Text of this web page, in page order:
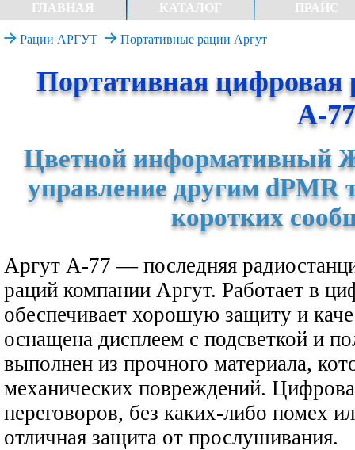
ГЛАВНАЯ КАТАЛОГ ПРАЙС
Рации АРГУТ Портативные рации Аргут
Портативная цифровая
А-77
Цветной информативный
управление другим dPMR
коротких
Аргут А-77 — последняя
раций компании Аргут. Работает в
обеспечивает хорошую защиту и
оснащена дисплеем с подсветкой и
выполнен из прочного материала,
механических повреждений.
переговоров, без каких-либо помех
отличная защита от прослушивания.